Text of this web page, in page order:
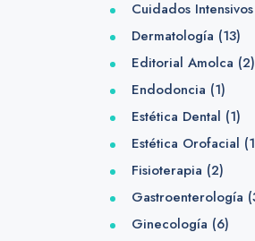
Cuidados Intensivos
Dermatología (13)
Editorial Amolca (2)
Endodoncia (1)
Estética Dental (1)
Estética Orofacial
Fisioterapia (2)
Gastroenterología
Ginecología (6)